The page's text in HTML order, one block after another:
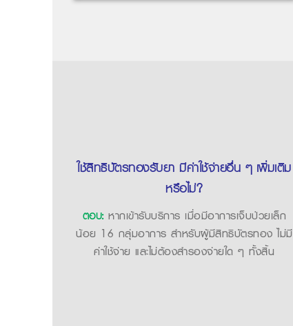
ใช้สิทธิบัตรทองรับยา มีค่าใช้จ่ายอื่น ๆ เพิ่มเติม
หรือไม่?
ตอบ:หากเข้ารับบริการ เมื่อมีอาการเจ็บป่วยเล็ก
น้อย 16 กลุ่มอาการ สำหรับผู้มีสิทธิบัตรทอง ไม่มี
ค่าใช้จ่าย และไม่ต้องสำรองจ่ายใด ๆ ทั้งสิ้น